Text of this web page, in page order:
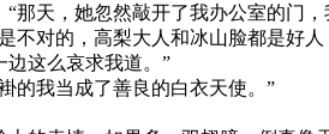
天，她忽然敲开了我办公室的门，
对的，高梨大人和冰山脸都是好
这么哀求我道。”
我当成了善良的白衣天使。”